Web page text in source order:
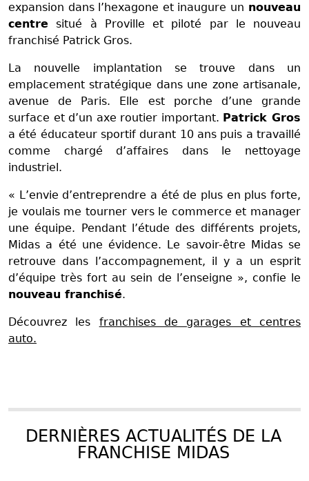
expansion dans l’hexagone et inaugure un nouveau
centre situé à Proville et piloté par le nouveau
franchisé Patrick Gros.
La nouvelle implantation se trouve dans un
emplacement stratégique dans une zone artisanale,
avenue de Paris. Elle est porche d’une grande
surface et d’un axe routier important. Patrick Gros
a été éducateur sportif durant 10 ans puis a travaillé
comme chargé d’affaires dans le nettoyage
industriel.
« L’envie d’entreprendre a été de plus en plus forte,
je voulais me tourner vers le commerce et manager
une équipe. Pendant l’étude des différents projets,
Midas a été une évidence. Le savoir-être Midas se
retrouve dans l’accompagnement, il y a un esprit
d’équipe très fort au sein de l’enseigne », confie le
nouveau franchisé.
Découvrez les franchises de garages et centres
auto.
DERNIÈRES ACTUALITÉS DE LA
FRANCHISE MIDAS